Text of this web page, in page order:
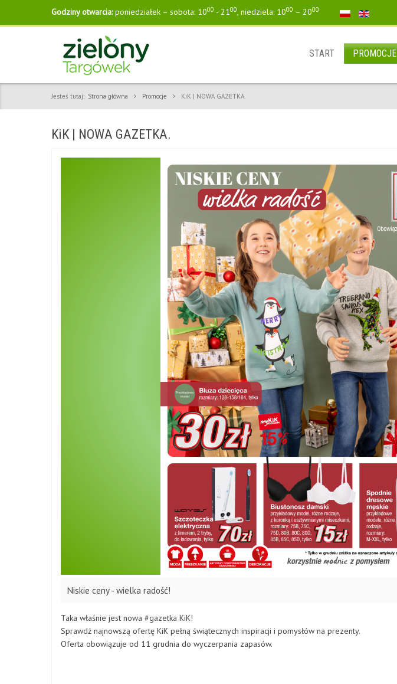
Godziny otwarcia:poniedziałek – sobota: 1000 - 2100, niedziela: 1000 – 2000
START PROMOCJE
Jesteś tutaj: Strona główna Promocje KiK | NOWA GAZETKA.
KiK | NOWA GAZETKA.
Niskie ceny - wielka radość!
Taka właśnie jest nowa #gazetka KiK!
Sprawdź najnowszą ofertę KiK pełną świątecznych inspiracji i pomysłów na prezenty.
Oferta obowiązuje od 11 grudnia do wyczerpania zapasów.